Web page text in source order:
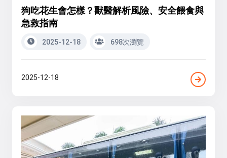
狗吃花生會怎樣？獸醫解析風險、安全餵食與
急救指南
2025-12-18 698次瀏覽
2025-12-18